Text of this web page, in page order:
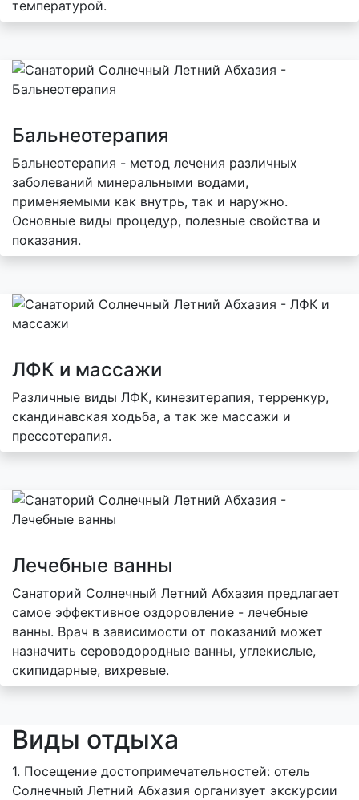
температурой.
Бальнеотерапия
Бальнеотерапия - метод лечения различных
заболеваний минеральными водами,
применяемыми как внутрь, так и наружно.
Основные виды процедур, полезные свойства и
показания.
ЛФК и массажи
Различные виды ЛФК, кинезитерапия, терренкур,
скандинавская ходьба, а так же массажи и
прессотерапия.
Лечебные ванны
Санаторий Солнечный Летний Абхазия предлагает
самое эффективное оздоровление - лечебные
ванны. Врач в зависимости от показаний может
назначить сероводородные ванны, углекислые,
скипидарные, вихревые.
Виды отдыха
1. Посещение достопримечательностей: отель
Солнечный Летний Абхазия организует экскурсии